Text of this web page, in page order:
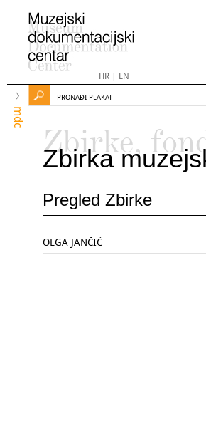
HR| EN
mdc
PRONAĐI PLAKAT
Zbirke,
Zbirka
Pregled Zbirke
OLGA JANČIĆ